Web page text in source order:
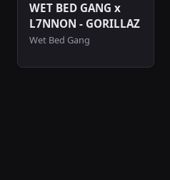
WET BED GANG x
L7NNON - GORILLAZ
Wet Bed Gang